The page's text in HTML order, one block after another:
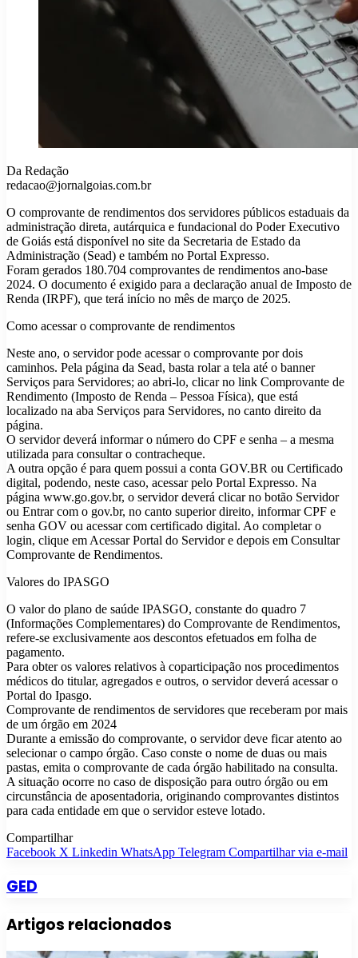
Da Redação
redacao@jornalgoias.com.br
O comprovante de rendimentos dos servidores públicos estaduais da
administração direta, autárquica e fundacional do Poder Executivo
de Goiás está disponível no site da Secretaria de Estado da
Administração (Sead) e também no Portal Expresso.
Foram gerados 180.704 comprovantes de rendimentos ano-base
2024. O documento é exigido para a declaração anual de Imposto de
Renda (IRPF), que terá início no mês de março de 2025.
Como acessar o comprovante de rendimentos
Neste ano, o servidor pode acessar o comprovante por dois
caminhos. Pela página da Sead, basta rolar a tela até o banner
Serviços para Servidores; ao abri-lo, clicar no link Comprovante de
Rendimento (Imposto de Renda – Pessoa Física), que está
localizado na aba Serviços para Servidores, no canto direito da
página.
O servidor deverá informar o número do CPF e senha – a mesma
utilizada para consultar o contracheque.
A outra opção é para quem possui a conta GOV.BR ou Certificado
digital, podendo, neste caso, acessar pelo Portal Expresso. Na
página www.go.gov.br, o servidor deverá clicar no botão Servidor
ou Entrar com o gov.br, no canto superior direito, informar CPF e
senha GOV ou acessar com certificado digital. Ao completar o
login, clique em Acessar Portal do Servidor e depois em Consultar
Comprovante de Rendimentos.
Valores do IPASGO
O valor do plano de saúde IPASGO, constante do quadro 7
(Informações Complementares) do Comprovante de Rendimentos,
refere-se exclusivamente aos descontos efetuados em folha de
pagamento.
Para obter os valores relativos à coparticipação nos procedimentos
médicos do titular, agregados e outros, o servidor deverá acessar o
Portal do Ipasgo.
Comprovante de rendimentos de servidores que receberam por mais
de um órgão em 2024
Durante a emissão do comprovante, o servidor deve ficar atento ao
selecionar o campo órgão. Caso conste o nome de duas ou mais
pastas, emita o comprovante de cada órgão habilitado na consulta.
A situação ocorre no caso de disposição para outro órgão ou em
circunstância de aposentadoria, originando comprovantes distintos
para cada entidade em que o servidor esteve lotado.
Compartilhar
Facebook X Linkedin WhatsApp Telegram Compartilhar via e-mail
GED
Artigos relacionados